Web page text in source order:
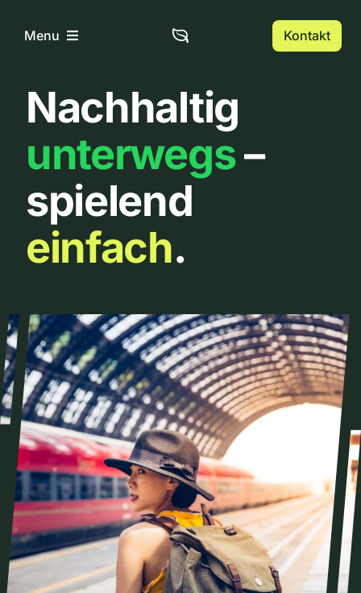
InhaltMenu
Home
Über uns
Urbanlist
Kontakt
Nachhaltig
unterwegs–
spielend
einfach.